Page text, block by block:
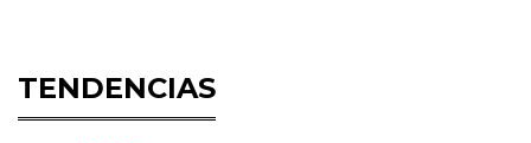
TENDENCIAS